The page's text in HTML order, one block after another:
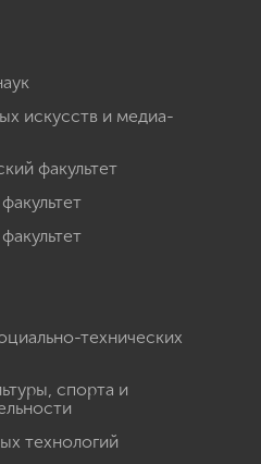
искусств и медиа-
факультет
технических
спорта и
технологий